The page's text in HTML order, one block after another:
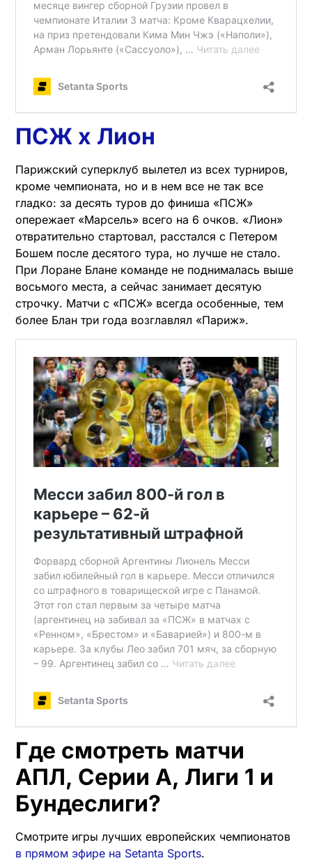
ПСЖ х Лион
Парижский суперклуб вылетел из всех турниров,
кроме чемпионата, но и в нем все не так все
гладко: за десять туров до финиша «ПСЖ»
опережает «Марсель» всего на 6 очков. «Лион»
отвратительно стартовал, расстался с Петером
Бошем после десятого тура, но лучше не стало.
При Лоране Блане команде не поднималась выше
восьмого места, а сейчас занимает десятую
строчку. Матчи с «ПСЖ» всегда особенные, тем
более Блан три года возглавлял «Париж».
Где смотреть матчи
АПЛ, Серии А, Лиги 1 и
Бундеслиги?
Смотрите игры лучших европейских чемпионатов
в прямом эфире на Setanta Sports.